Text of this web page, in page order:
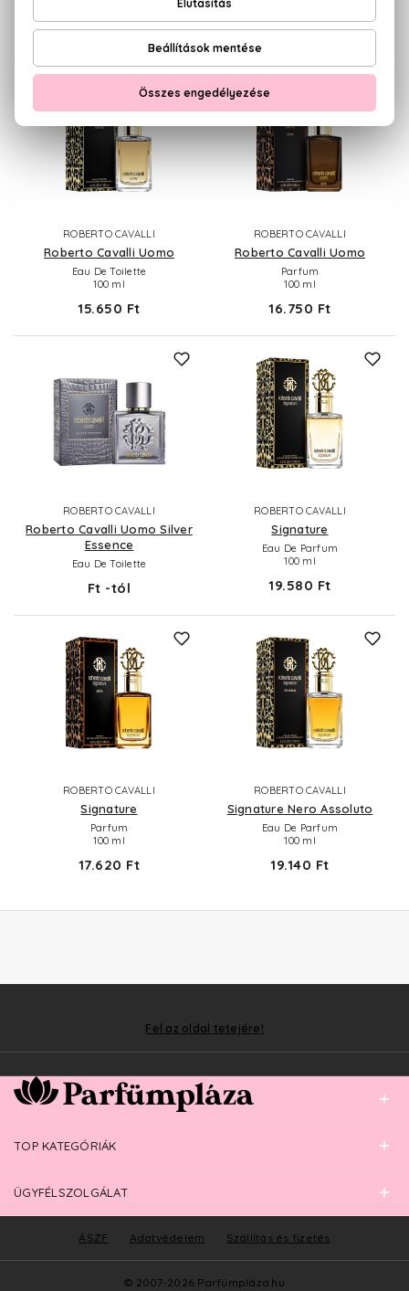
16.750 Ft -tól 14.060 Ft -tól
ROBERTO CAVALLI
Roberto Cavalli Uomo
Eau De Toilette
100 ml
15.650 Ft
ROBERTO CAVALLI
Roberto Cavalli Uomo
Parfum
100 ml
16.750 Ft
ROBERTO CAVALLI
Roberto Cavalli Uomo Silver
Essence
Eau De Toilette
Ft -tól
ROBERTO CAVALLI
Signature
Eau De Parfum
100 ml
19.580 Ft
ROBERTO CAVALLI
Signature
Parfum
100 ml
17.620 Ft
ROBERTO CAVALLI
Signature Nero Assoluto
Eau De Parfum
100 ml
19.140 Ft
Fel az oldal tetejére!
TOP KATEGÓRIÁK
ÜGYFÉLSZOLGÁLAT
© 2007-2026 Parfümpláza.hu
ÁSZF Adatvédelem Szállítás és fizetés